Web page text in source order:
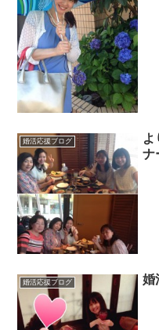
婚活応援ブログ
よ
ナ
婚活応援ブログ 婚